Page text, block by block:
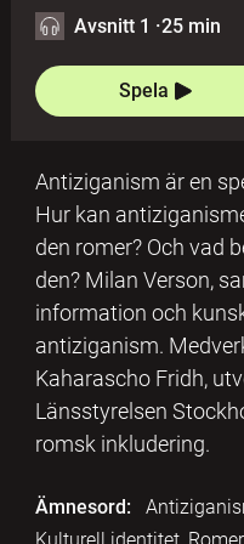
Avsnitt 1 ·25 min
Spela
Antiziganism är en
Hur kan
den romer? Och vad
den? Milan Verson,
information och
antiziganism.
Kaharascho Fridh,
Länsstyrelsen
romsk inkludering.
Ämnesord: